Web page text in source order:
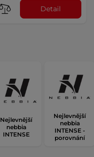
Detail
Nejlevnější
nebbia
INTENSE
Nejlevnější
nebbia
INTENSE -
porovnání